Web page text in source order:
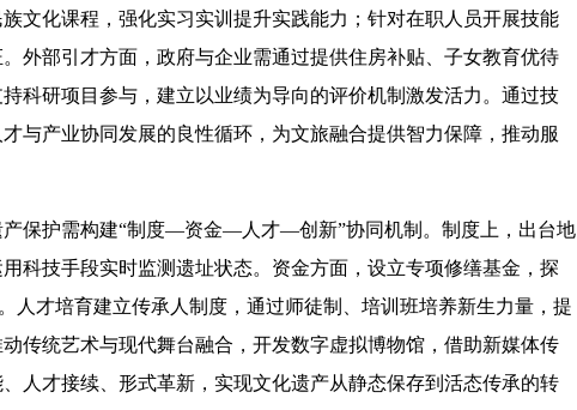
文化课程，强化实习实训提升实践能力；针对在职人员开展技能
外部引才方面，政府与企业需通过提供住房补贴、子女教育优待
科研项目参与，建立以业绩为导向的评价机制激发活力。通过技
与产业协同发展的良性循环，为文旅融合提供智力保障，推动服
保护需构建“制度—资金—人才—创新”协同机制。制度上，出台地
科技手段实时监测遗址状态。资金方面，设立专项修缮基金，探
人才培育建立传承人制度，通过师徒制、培训班培养新生力量，提
传统艺术与现代舞台融合，开发数字虚拟博物馆，借助新媒体传
人才接续、形式革新，实现文化遗产从静态保存到活态传承的转